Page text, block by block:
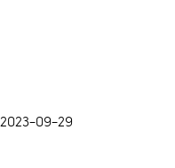
2023-09-29